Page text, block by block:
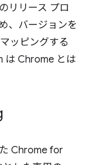
リリース プロ
、バージョンを
ッピングする
は Chrome とは
Chrome for